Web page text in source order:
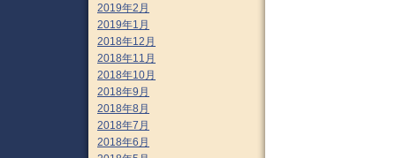
2019年2月
2019年1月
2018年12月
2018年11月
2018年10月
2018年9月
2018年8月
2018年7月
2018年6月